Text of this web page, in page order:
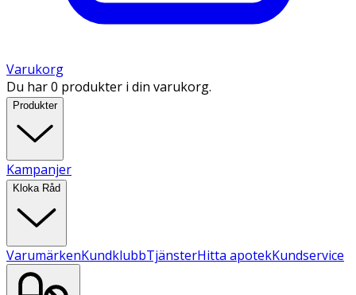
Varukorg
Du har 0 produkter i din varukorg.
Produkter
Kampanjer
Kloka Råd
VarumärkenKundklubbTjänsterHitta apotekKundservice